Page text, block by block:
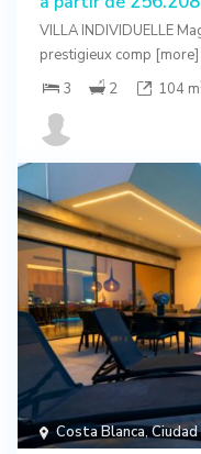
VILLA INDIVIDUELLE
prestigieux comp [more]
3
2 104 m
Costa Blanca,